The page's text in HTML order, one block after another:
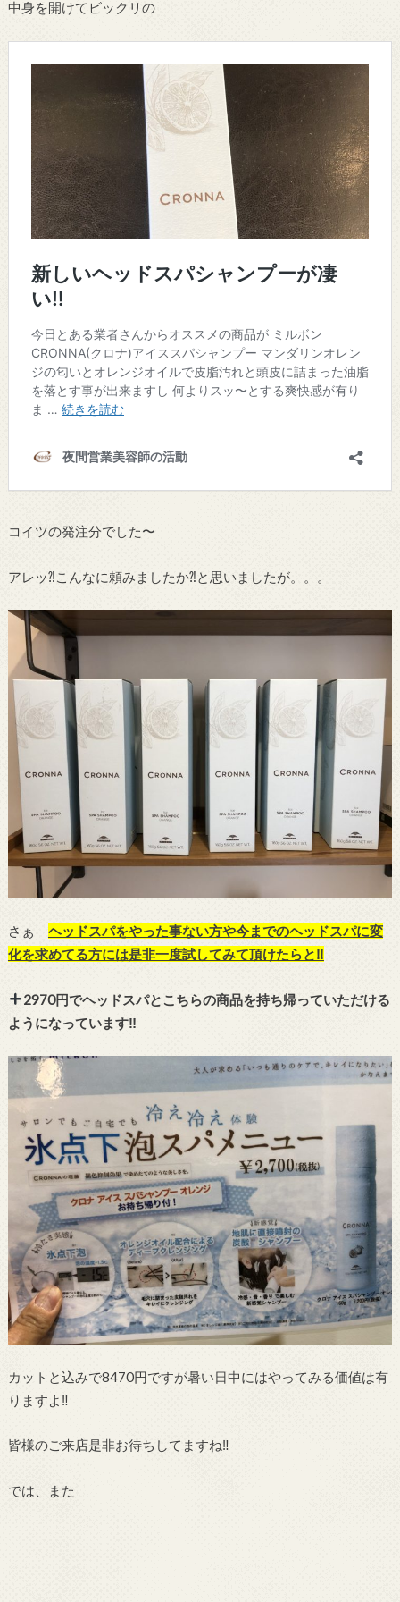
中身を開けてビックリの
コイツの発注分でした〜
アレッ⁈こんなに頼みましたか⁈と思いましたが。。。
さぁ ヘッドスパをやった事ない方や今までのヘッドスパに変
化を求めてる方には是非一度試してみて頂けたらと‼︎
2970円でヘッドスパとこちらの商品を持ち帰っていただける
ようになっています‼︎
カットと込みで8470円ですが暑い日中にはやってみる価値は有
りますよ‼︎
皆様のご来店是非お待ちしてますね‼︎
では、また